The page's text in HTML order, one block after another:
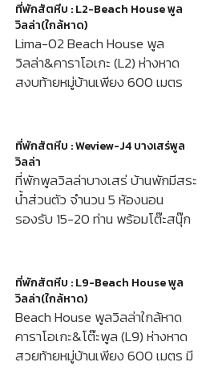
ที่พักสัตหีบ : L2-Beach House พูล
วิลล่า(ใกล้หาด)
Lima-02 Beach House พูล
วิลล่า&คาราโอเกะ (L2) ห่างหาด
สงบท้ายหมู่บ้านเพียง 600 เมตร
ที่พักสัตหีบ : Weview-J4 บางเสร่พูล
วิลล่า
ที่พักพูลวิลล่าบางเสร่ บ้านพักมีสระ
น้ำส่วนตัว จำนวน 5 ห้องนอน
รองรับ 15-20 ท่าน พร้อมโต๊ะสนุ๊ก
ที่พักสัตหีบ : L9-Beach House พูล
วิลล่า(ใกล้หาด)
Beach House พูลวิลล่าใกล้หาด
คาราโอเกะ&โต๊ะพูล (L9) ห่างหาด
สวยท้ายหมู่บ้านเพียง 600 เมตร มี